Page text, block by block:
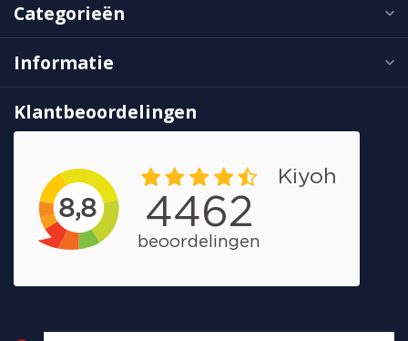
Categorieën
Informatie
Klantbeoordelingen